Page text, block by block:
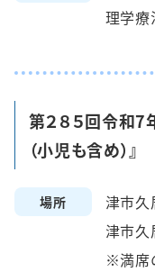
理学
第２８５回令和7
（小児も含め）』
場所
津市久
津市
※満席